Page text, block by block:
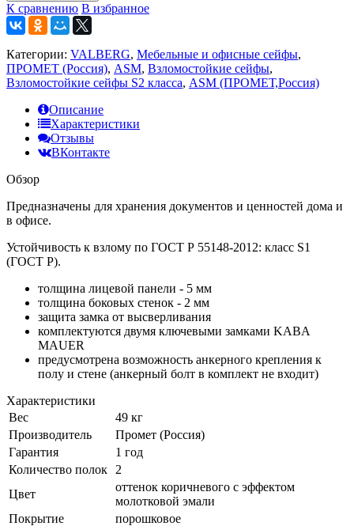
К сравнению В избранное
Категории: VALBERG, Мебельные и офисные сейфы,
ПРОМЕТ (Россия), ASM, Взломостойкие сейфы,
Взломостойкие сейфы S2 класса, ASM (ПРОМЕТ,Россия)
Описание
Характеристики
Отзывы
ВКонтакте
Обзор
Предназначены для хранения документов и ценностей дома и
в офисе.
Устойчивость к взлому по ГОСТ Р 55148-2012: класс S1
(ГОСТ Р).
толщина лицевой панели - 5 мм
толщина боковых стенок - 2 мм
защита замка от высверливания
комплектуются двумя ключевыми замками KABA
MAUER
предусмотрена возможность анкерного крепления к
полу и стене (анкерный болт в комплект не входит)
Характеристики
Вес
49 кг
Производитель
Промет (Россия)
Гарантия
1 год
Количество полок
2
Цвет
оттенок коричневого с эффектом
молотковой эмали
Покрытие
порошковое